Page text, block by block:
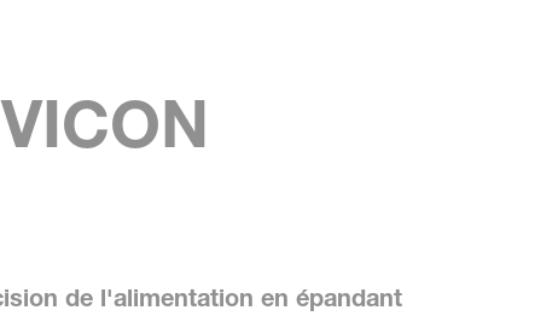
de l'alimentation en épandant